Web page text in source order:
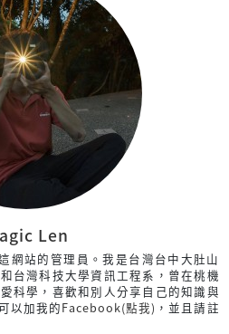
Len
網站的管理員。我是台灣台中大肚山
台灣科技大學資訊工程系，曾在桃機
科學，喜歡和別人分享自己的知識與
以加我的Facebook(點我) ，並且請註